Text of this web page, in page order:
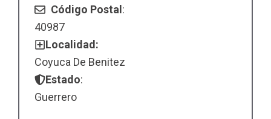
Código Postal :
40987
Localidad:
Coyuca De Benitez
Estado:
Guerrero